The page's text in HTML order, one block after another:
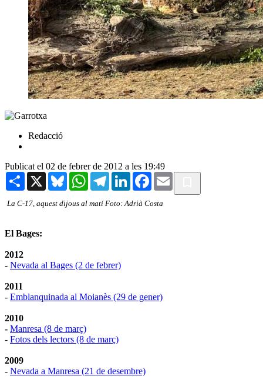
Redacció
Publicat el 02 de febrer de 2012 a les 19:49
Share X BlueskyWhatsAppTelegramLinkedInFacebook
Email
La C-17, aquest dijous al matí Foto: Adrià Costa
El Bages:
2012
- Nevada al Bages (2 de febrer)
2011
- Emblanquinada al Moianès (29 de gener)
2010
- Manresa (8 de març)
- Fotos dels lectors (8 de març)
2009
- Nevada a Manresa (21 de desembre)